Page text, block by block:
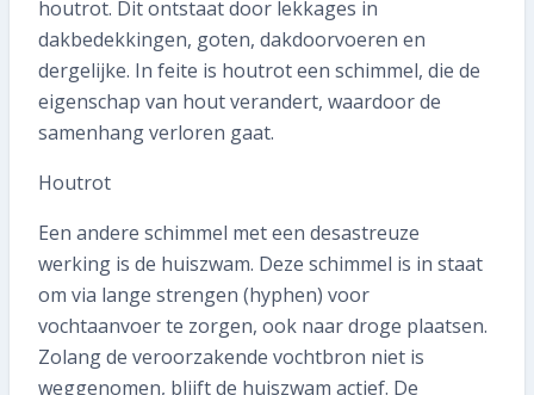
houtrot. Dit ontstaat door lekkages in
dakbedekkingen, goten, dakdoorvoeren en
dergelijke. In feite is houtrot een schimmel, die de
eigenschap van hout verandert, waardoor de
samenhang verloren gaat.
Houtrot
Een andere schimmel met een desastreuze
werking is de huiszwam. Deze schimmel is in staat
om via lange strengen (hyphen) voor
vochtaanvoer te zorgen, ook naar droge plaatsen.
Zolang de veroorzakende vochtbron niet is
weggenomen, blijft de huiszwam actief. De